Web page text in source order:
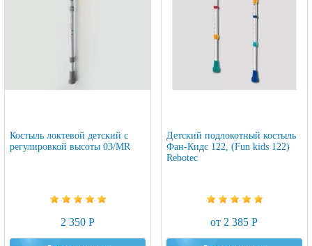
Костыль локтевой детский с
регулировкой высоты 03/MR
2 350 Р
Детский подлокотный костыль
Фан-Кидс 122, (Fun kids 122)
Rebotec
от 2 385 Р